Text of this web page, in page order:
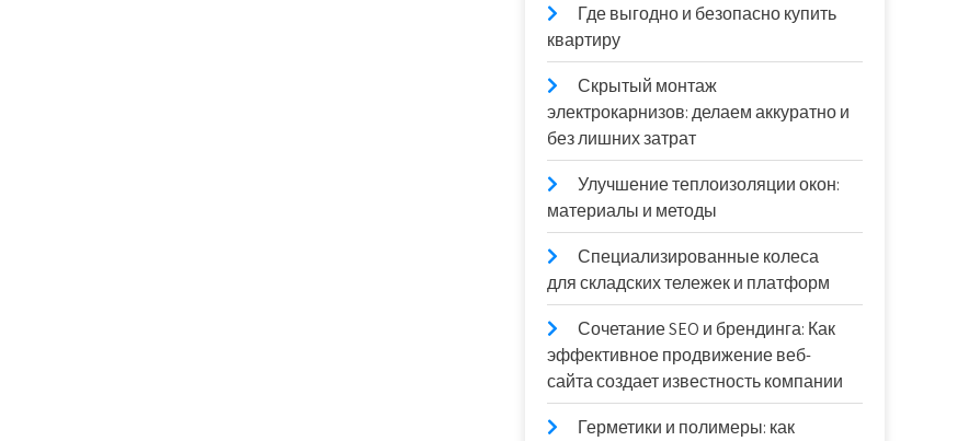
Где выгодно и безопасно купить
квартиру
Скрытый монтаж
электрокарнизов: делаем аккуратно и
без лишних затрат
Улучшение теплоизоляции окон:
материалы и методы
Специализированные колеса
для складских тележек и платформ
Сочетание SEO и брендинга: Как
эффективное продвижение веб-
сайта создает известность компании
Герметики и полимеры: как